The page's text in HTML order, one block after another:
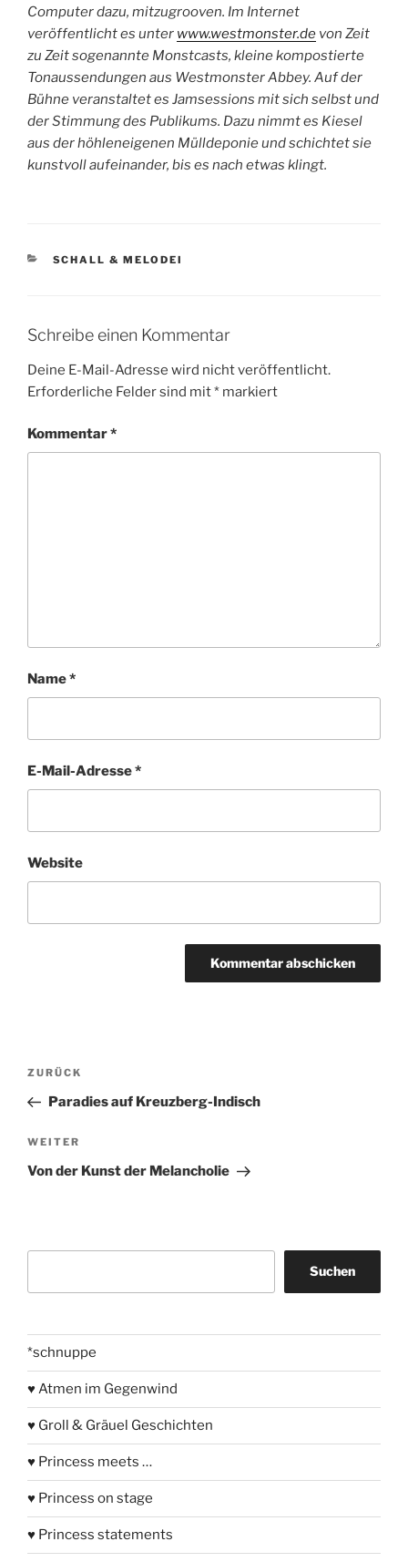
Computer dazu, mitzugrooven. Im Internet
veröffentlicht es unter www.westmonster.de von Zeit
zu Zeit sogenannte Monstcasts, kleine kompostierte
Tonaussendungen aus Westmonster Abbey. Auf der
Bühne veranstaltet es Jamsessions mit sich selbst und
der Stimmung des Publikums. Dazu nimmt es Kiesel
aus der höhleneigenen Mülldeponie und schichtet sie
kunstvoll aufeinander, bis es nach etwas klingt.
KATEGORIEN
SCHALL & MELODEI
Schreibe einen Kommentar
Deine E-Mail-Adresse wird nicht veröffentlicht.
Erforderliche Felder sind mit* markiert
Kommentar*
Name*
E-Mail-Adresse*
Website
Beitragsnavigation
Vorheriger
Beitrag
ZURÜCK
Paradies auf Kreuzberg-Indisch
Nächster
Beitrag
WEITER
Von der Kunst der Melancholie
Suchen
*schnuppe
♥ Atmen im Gegenwind
♥ Groll & Gräuel Geschichten
♥ Princess meets …
♥ Princess on stage
♥ Princess statements